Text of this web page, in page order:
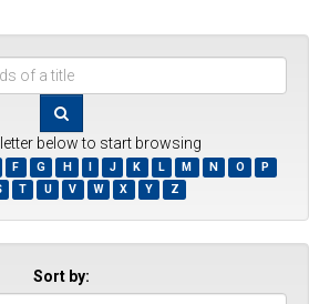
Enter
first
few
words
of
a
title
letter below to start browsing
F G H I J K L M N O
P
T U V W X Y Z
Sort by: